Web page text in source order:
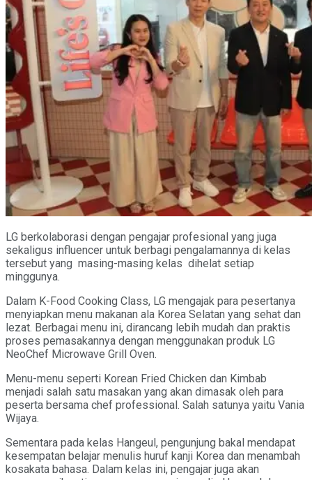
LG berkolaborasi dengan pengajar profesional yang juga
sekaligus influencer untuk berbagi pengalamannya di kelas
tersebut yang masing-masing kelas dihelat setiap
minggunya.
Dalam K-Food Cooking Class, LG mengajak para pesertanya
menyiapkan menu makanan ala Korea Selatan yang sehat dan
lezat. Berbagai menu ini, dirancang lebih mudah dan praktis
proses pemasakannya dengan menggunakan produk LG
NeoChef Microwave Grill Oven.
Menu-menu seperti Korean Fried Chicken dan Kimbab
menjadi salah satu masakan yang akan dimasak oleh para
peserta bersama chef professional. Salah satunya yaitu Vania
Wijaya.
Sementara pada kelas Hangeul, pengunjung bakal mendapat
kesempatan belajar menulis huruf kanji Korea dan menambah
kosakata bahasa. Dalam kelas ini, pengajar juga akan